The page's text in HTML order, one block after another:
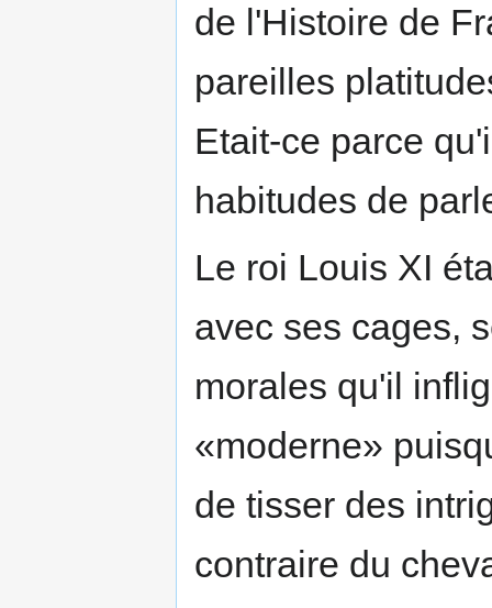
de l'Histoire de
pareilles
Etait-ce parce
habitudes de
Le roi Louis XI
avec ses cages,
morales qu'il
«moderne»
de tisser des
contraire du